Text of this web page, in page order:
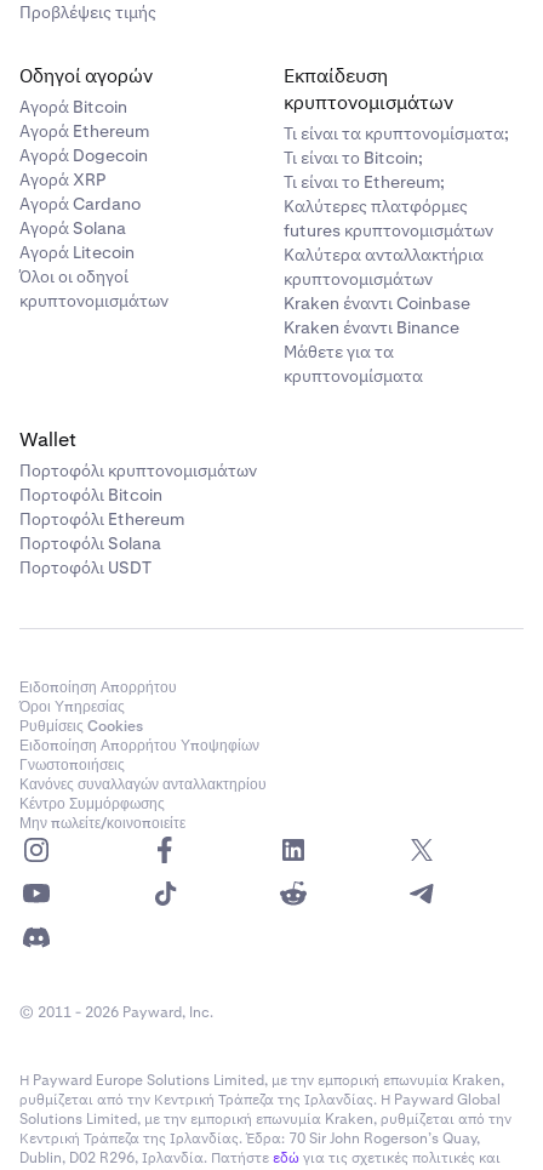
Προβλέψεις τιμής
Οδηγοί αγορών
Αγορά Bitcoin
Αγορά Ethereum
Αγορά Dogecoin
Αγορά XRP
Αγορά Cardano
Αγορά Solana
Αγορά Litecoin
Όλοι οι οδηγοί
κρυπτονομισμάτων
Εκπαίδευση
κρυπτονομισμάτων
Τι είναι τα κρυπτονομίσματα;
Τι είναι το Bitcoin;
Τι είναι το Ethereum;
Καλύτερες πλατφόρμες
futures κρυπτονομισμάτων
Καλύτερα ανταλλακτήρια
κρυπτονομισμάτων
Kraken έναντι Coinbase
Kraken έναντι Binance
Μάθετε για τα
κρυπτονομίσματα
Wallet
Πορτοφόλι κρυπτονομισμάτων
Πορτοφόλι Bitcoin
Πορτοφόλι Ethereum
Πορτοφόλι Solana
Πορτοφόλι USDT
Ειδοποίηση Απορρήτου
Όροι Υπηρεσίας
Ρυθμίσεις Cookies
Ειδοποίηση Απορρήτου Υποψηφίων
Γνωστοποιήσεις
Κανόνες συναλλαγών ανταλλακτηρίου
Κέντρο Συμμόρφωσης
Μην πωλείτε/κοινοποιείτε
© 2011 - 2026 Payward, Inc.
Η Payward Europe Solutions Limited, με την εμπορική επωνυμία Kraken,
ρυθμίζεται από την Κεντρική Τράπεζα της Ιρλανδίας. Η Payward Global
Solutions Limited, με την εμπορική επωνυμία Kraken, ρυθμίζεται από την
Κεντρική Τράπεζα της Ιρλανδίας. Έδρα: 70 Sir John Rogerson’s Quay,
Dublin, D02 R296, Ιρλανδία. Πατήστεεδώγια τις σχετικές πολιτικές και